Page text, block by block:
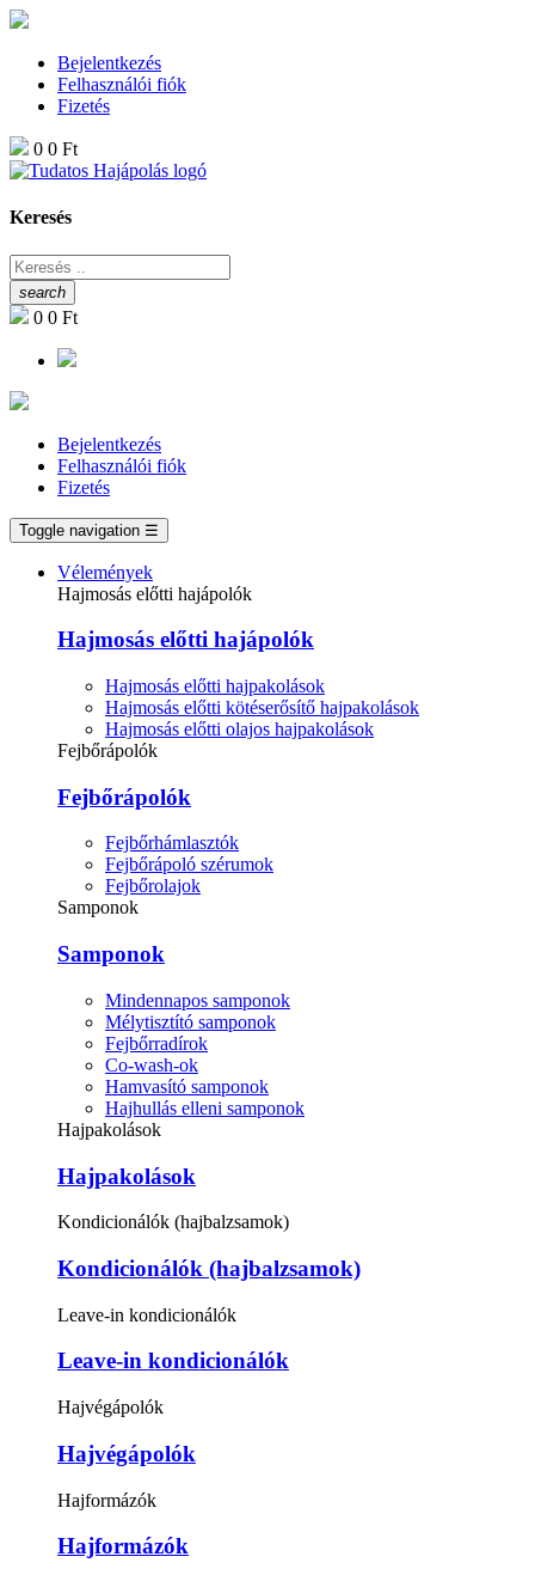
Bejelentkezés
Felhasználói fiók
Fizetés
0 0 Ft
Keresés
search
0 0 Ft
Bejelentkezés
Felhasználói fiók
Fizetés
Toggle navigation ☰
Vélemények
Hajmosás előtti hajápolók
Hajmosás előtti hajápolók
Hajmosás előtti hajpakolások
Hajmosás előtti kötéserősítő hajpakolások
Hajmosás előtti olajos hajpakolások
Fejbőrápolók
Fejbőrápolók
Fejbőrhámlasztók
Fejbőrápoló szérumok
Fejbőrolajok
Samponok
Samponok
Mindennapos samponok
Mélytisztító samponok
Fejbőrradírok
Co-wash-ok
Hamvasító samponok
Hajhullás elleni samponok
Hajpakolások
Hajpakolások
Kondicionálók (hajbalzsamok)
Kondicionálók (hajbalzsamok)
Leave-in kondicionálók
Leave-in kondicionálók
Hajvégápolók
Hajvégápolók
Hajformázók
Hajformázók